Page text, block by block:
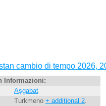
cambio di tempo 2026,
Informazioni:
Aşgabat
Turkmeno + additional 2.